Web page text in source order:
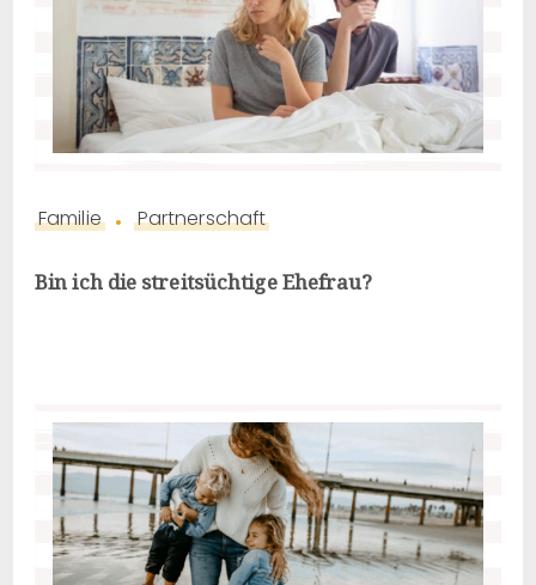
Familie Partnerschaft
Bin ich die streitsüchtige Ehefrau?